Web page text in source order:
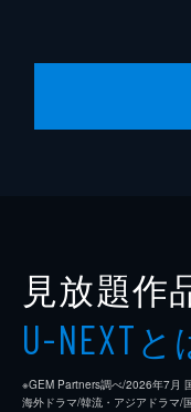
見放題作
U-NEXTと
※GEM Partners調べ/2026年7⽉
海外ドラマ/韓流・アジアドラマ/